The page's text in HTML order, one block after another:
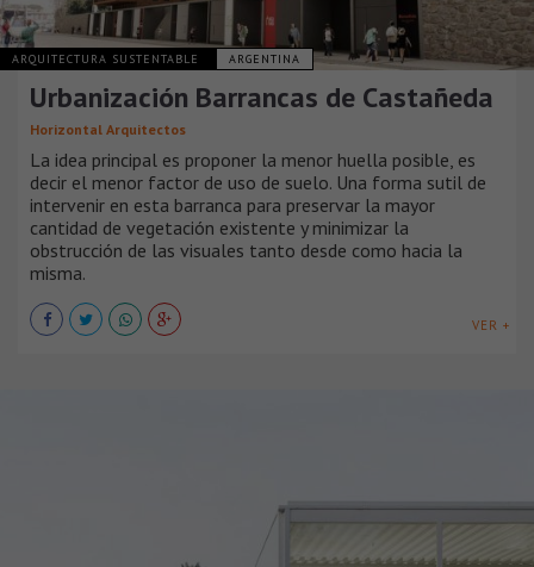
ARQUITECTURA SUSTENTABLE ARGENTINA
Urbanización Barrancas de Castañeda
Horizontal Arquitectos
La idea principal es proponer la menor huella posible, es
decir el menor factor de uso de suelo. Una forma sutil de
intervenir en esta barranca para preservar la mayor
cantidad de vegetación existente y minimizar la
obstrucción de las visuales tanto desde como hacia la
misma.
VER +